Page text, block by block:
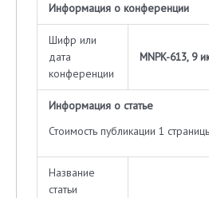
Информация о конференции
Шифр или
дата
конференции
MNPK-613, 9
Информация о статье
Стоимость публикации 1
Название
статьи